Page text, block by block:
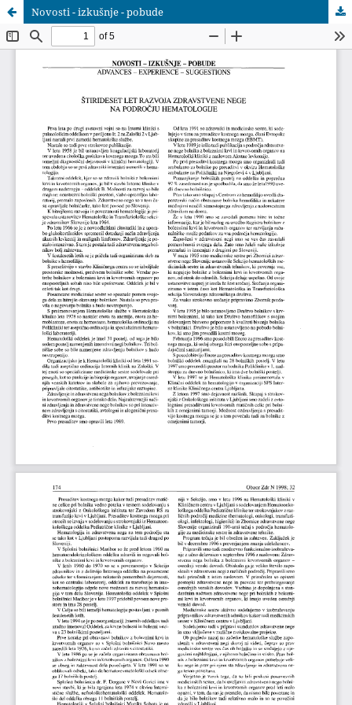
Novosti - izkušnje - pobude